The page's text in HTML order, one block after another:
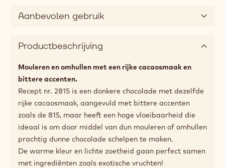
Aanbevolen gebruik
Productbeschrijving
Mouleren en omhullen met een rijke cacaosmaak en
bittere accenten.
Recept nr. 2815 is een donkere chocolade met dezelfde
rijke cacaosmaak, aangevuld met bittere accenten
zoals de 815, maar heeft een hoge vloeibaarheid die
ideaal is om door middel van dun mouleren of omhullen
prachtig dunne chocolade schelpen te maken.
De warme kleur en lichte zoetheid gaan perfect samen
met ingrediënten zoals exotische vruchten!